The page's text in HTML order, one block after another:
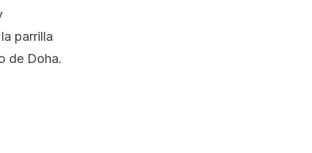
parrilla
de Doha.